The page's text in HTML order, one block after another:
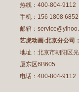
热线：400-804-9112
手机：156 1808 6852
邮箱：
艺虎动画-北京分公司：
地址：北京市朝阳区
厦东区6B605
电话：400-804-9112